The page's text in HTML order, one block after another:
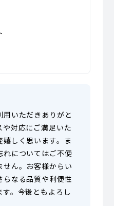
用いただきありがと
や対応にご満足いた
しく思います。ま
れについてはご不便
せん。お客様からい
らなる品質や利便性
。今後ともよろし